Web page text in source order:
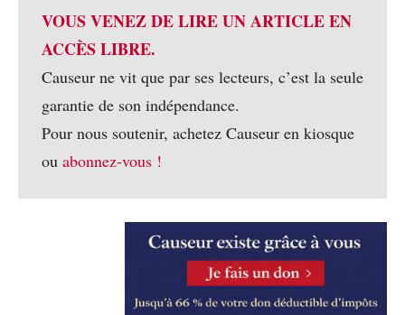
VOUS VENEZ DE LIRE UN ARTICLE EN
ACCÈS LIBRE.
Causeur ne vit que par ses lecteurs, c’est la seule
garantie de son indépendance.
Pour nous soutenir, achetez Causeur en kiosque
ou abonnez-vous !